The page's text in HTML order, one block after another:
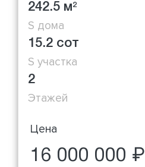
242.5 м2
S дома
15.2 сот
S участка
2
Этажей
Цена
16 000 000 ₽